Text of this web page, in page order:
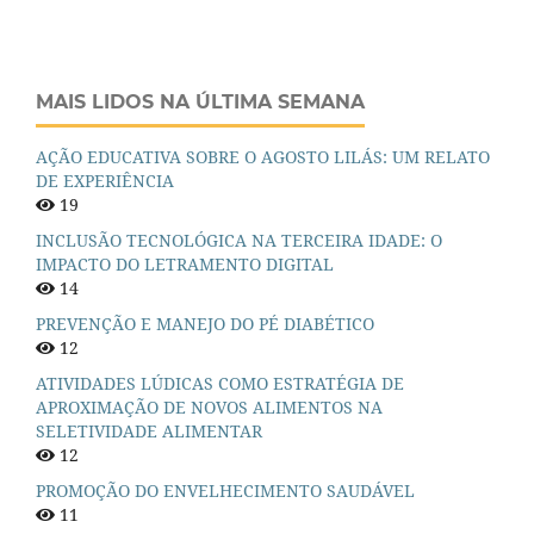
MAIS LIDOS NA ÚLTIMA SEMANA
AÇÃO EDUCATIVA SOBRE O AGOSTO LILÁS: UM RELATO
DE EXPERIÊNCIA
19
INCLUSÃO TECNOLÓGICA NA TERCEIRA IDADE: O
IMPACTO DO LETRAMENTO DIGITAL
14
PREVENÇÃO E MANEJO DO PÉ DIABÉTICO
12
ATIVIDADES LÚDICAS COMO ESTRATÉGIA DE
APROXIMAÇÃO DE NOVOS ALIMENTOS NA
SELETIVIDADE ALIMENTAR
12
PROMOÇÃO DO ENVELHECIMENTO SAUDÁVEL
11